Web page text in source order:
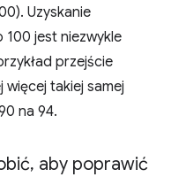
Uzyskanie
100 jest niezwykle
przejście
więcej takiej samej
na 94.
, aby poprawić